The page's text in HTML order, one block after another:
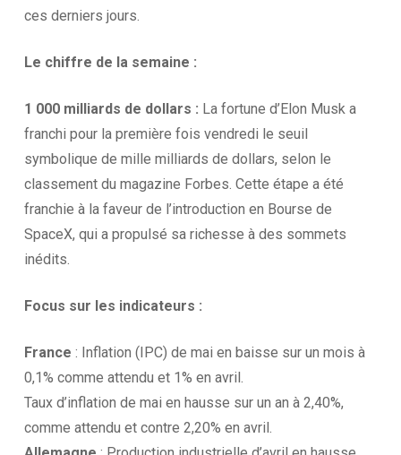
ces derniers jours.
Le chiffre de la semaine :
1 000 milliards de dollars : La fortune d’Elon Musk a
franchi pour la première fois vendredi le seuil
symbolique de mille milliards de dollars, selon le
classement du magazine Forbes. Cette étape a été
franchie à la faveur de l’introduction en Bourse de
SpaceX, qui a propulsé sa richesse à des sommets
inédits.
Focus sur les indicateurs :
France : Inflation (IPC) de mai en baisse sur un mois à
0,1% comme attendu et 1% en avril.
Taux d’inflation de mai en hausse sur un an à 2,40%,
comme attendu et contre 2,20% en avril.